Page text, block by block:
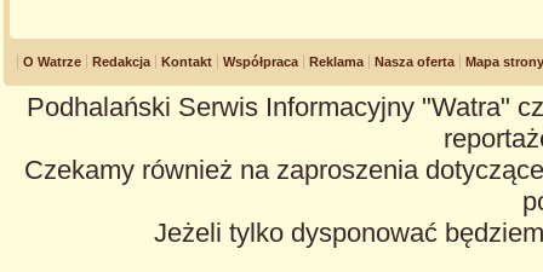
O Watrze Redakcja Kontakt Współpraca Reklama Nasza oferta Mapa strony
Podhalański Serwis Informacyjny "Watra"
Czekamy również na zaproszenia
Jeżeli tylko dysponować